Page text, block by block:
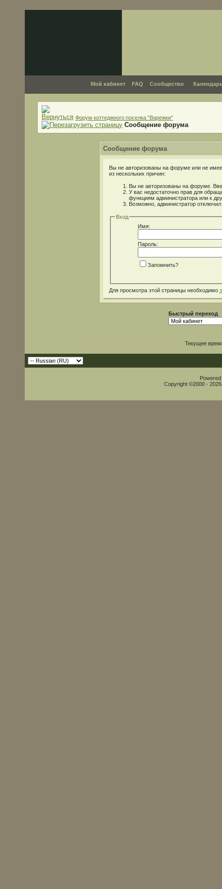
Мой кабинет FAQ Сообщество
Форум коттеджного поселка "Варежки"
Сообщение форума
Сообщение форума
Вы не авторизованы на форуме или не
из нескольких причин:
Вы не авторизованы на форуме.
У вас недостаточно прав для
функциям администратора или к
Возможно, администратор
Вход
Имя:
Пароль:
Запомнить?
Для просмотра этой страницы необходимо
Быстрый переход
Текущее
Copyright ©2000 -